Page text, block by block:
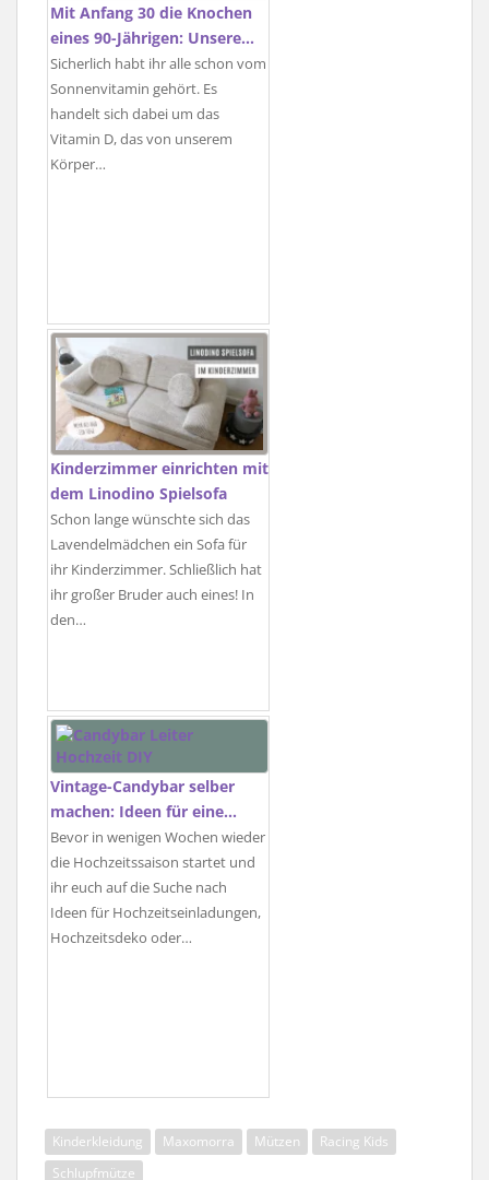
Mit Anfang 30 die Knochen
eines 90-Jährigen: Unsere…
Sicherlich habt ihr alle schon vom
Sonnenvitamin gehört. Es
handelt sich dabei um das
Vitamin D, das von unserem
Körper…
Kinderzimmer einrichten mit
dem Linodino Spielsofa
Schon lange wünschte sich das
Lavendelmädchen ein Sofa für
ihr Kinderzimmer. Schließlich hat
ihr großer Bruder auch eines! In
den…
Vintage-Candybar selber
machen: Ideen für eine…
Bevor in wenigen Wochen wieder
die Hochzeitssaison startet und
ihr euch auf die Suche nach
Ideen für Hochzeitseinladungen,
Hochzeitsdeko oder…
Kinderkleidung Maxomorra Mützen
Racing Kids
Schlupfmütze